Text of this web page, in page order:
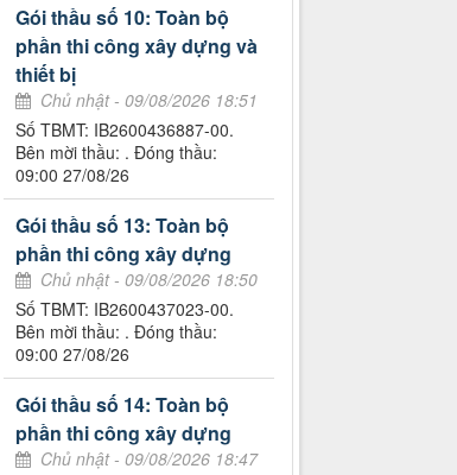
Gói thầu số 10: Toàn bộ
phần thi công xây dựng và
thiết bị
Chủ nhật - 09/08/2026 18:51
Số TBMT: IB2600436887-00.
Bên mời thầu: . Đóng thầu:
09:00 27/08/26
Gói thầu số 13: Toàn bộ
phần thi công xây dựng
Chủ nhật - 09/08/2026 18:50
Số TBMT: IB2600437023-00.
Bên mời thầu: . Đóng thầu:
09:00 27/08/26
Gói thầu số 14: Toàn bộ
phần thi công xây dựng
Chủ nhật - 09/08/2026 18:47